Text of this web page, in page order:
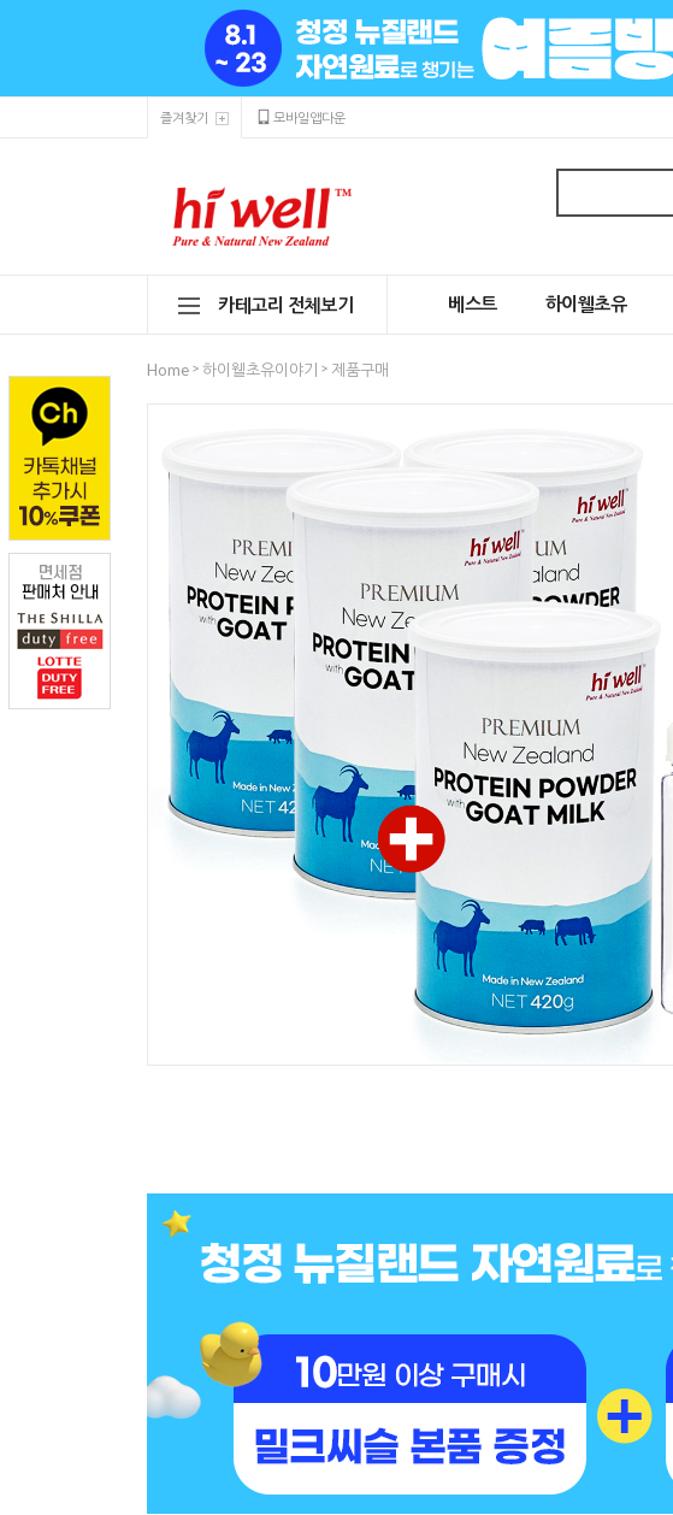
즐겨찾기 모바일앱다운
카테고리 전체보기 베스트 하이웰초유
Home > 하이웰초유이야기 > 제품구매